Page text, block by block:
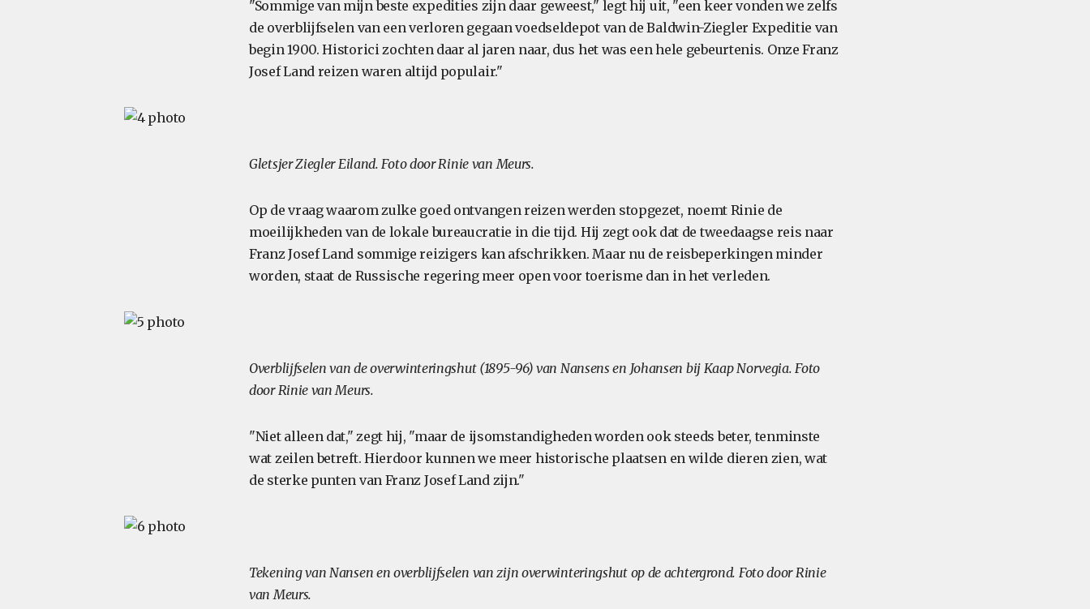
"Sommige van mijn beste expedities zijn daar geweest," legt hij uit, "een keer vonden we zelfs
de overblijfselen van een verloren gegaan voedseldepot van de Baldwin-Ziegler Expeditie van
begin 1900. Historici zochten daar al jaren naar, dus het was een hele gebeurtenis. Onze Franz
Josef Land reizen waren altijd populair."
Gletsjer Ziegler Eiland. Foto door Rinie van Meurs.
Op de vraag waarom zulke goed ontvangen reizen werden stopgezet, noemt Rinie de
moeilijkheden van de lokale bureaucratie in die tijd. Hij zegt ook dat de tweedaagse reis naar
Franz Josef Land sommige reizigers kan afschrikken. Maar nu de reisbeperkingen minder
worden, staat de Russische regering meer open voor toerisme dan in het verleden.
Overblijfselen van de overwinteringshut (1895-96) van Nansens en Johansen bij Kaap Norvegia. Foto
door Rinie van Meurs.
"Niet alleen dat," zegt hij, "maar de ijsomstandigheden worden ook steeds beter, tenminste
wat zeilen betreft. Hierdoor kunnen we meer historische plaatsen en wilde dieren zien, wat
de sterke punten van Franz Josef Land zijn."
Tekening van Nansen en overblijfselen van zijn overwinteringshut op de achtergrond. Foto door Rinie
van Meurs.